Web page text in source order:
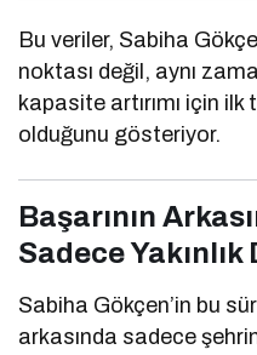
Bu veriler, Sabiha
noktası değil, aynı
kapasite artırımı için
olduğunu gösteriyor.
Başarının
Sadece
Sabiha Gökçen’in bu
arkasında sadece